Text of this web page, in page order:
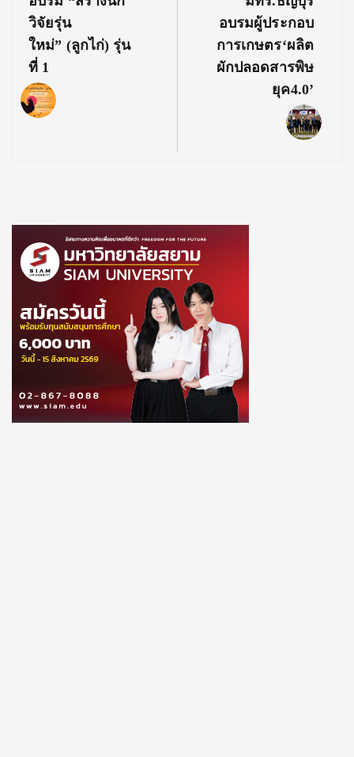
วิจัยรุ่น
ใหม่” (ลูกไก่) รุ่น
ที่ 1
อบรมผู้ประกอบ
การเกษตร‘ผลิต
ผักปลอดสารพิษ
ยุค4.0’